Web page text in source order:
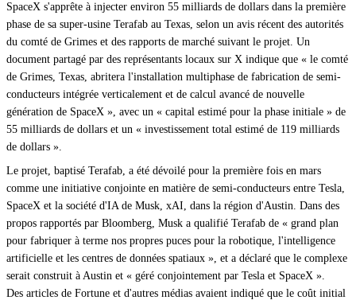
SpaceX s'apprête à injecter environ 55 milliards de dollars dans la première
phase de sa super-usine Terafab au Texas, selon un avis récent des autorités
du comté de Grimes et des rapports de marché suivant le projet. Un
document partagé par des représentants locaux sur X indique que « le comté
de Grimes, Texas, abritera l'installation multiphase de fabrication de semi-
conducteurs intégrée verticalement et de calcul avancé de nouvelle
génération de SpaceX », avec un « capital estimé pour la phase initiale » de
55 milliards de dollars et un « investissement total estimé de 119 milliards
de dollars ».
Le projet, baptisé Terafab, a été dévoilé pour la première fois en mars
comme une initiative conjointe en matière de semi-conducteurs entre Tesla,
SpaceX et la société d'IA de Musk, xAI, dans la région d'Austin. Dans des
propos rapportés par Bloomberg, Musk a qualifié Terafab de « grand plan
pour fabriquer à terme nos propres puces pour la robotique, l'intelligence
artificielle et les centres de données spatiaux », et a déclaré que le complexe
serait construit à Austin et « géré conjointement par Tesla et SpaceX ».
Des articles de Fortune et d'autres médias avaient indiqué que le coût initial